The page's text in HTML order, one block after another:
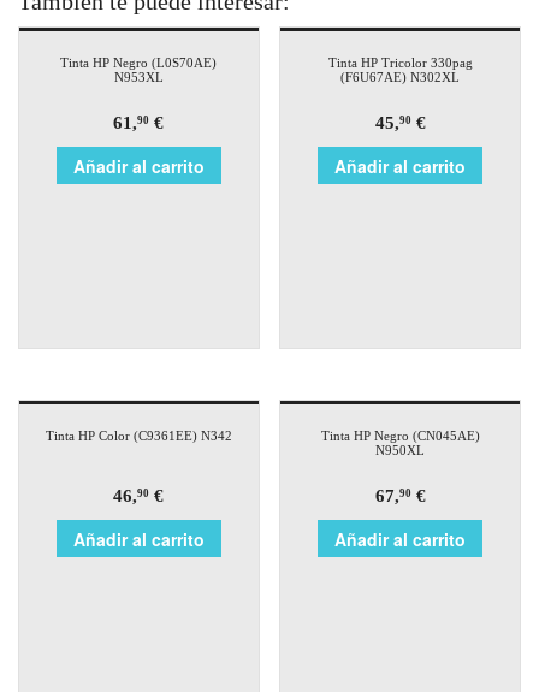
Tinta HP Negro (L0S70AE)
N953XL
61,90 €
Añadir al carrito
Tinta HP Tricolor 330pag
(F6U67AE) N302XL
45,90€
Añadir al carrito
Tinta HP Color (C9361EE) N342
46,90 €
Añadir al carrito
Tinta HP Negro (CN045AE)
N950XL
67,90€
Añadir al carrito